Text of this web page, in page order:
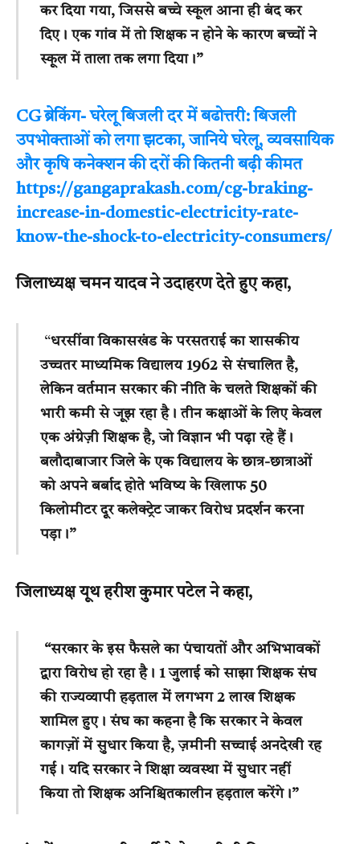
कर दिया गया, जिससे बच्चे स्कूल आना ही बंद कर
दिए। एक गांव में तो शिक्षक न होने के कारण बच्चों ने
स्कूल में ताला तक लगा दिया।”
CG ब्रेकिंग- घरेलू बिजली दर में बढोत्तरी: बिजली
उपभोक्ताओं को लगा झटका, जानिये घरेलू, व्यवसायिक
और कृषि कनेक्शन की दरों की कितनी बढ़ी कीमत
https://gangaprakash.com/cg-braking-
increase-in-domestic-electricity-rate-
know-the-shock-to-electricity-consumers/
जिलाध्यक्ष चमन यादव ने उदाहरण देते हुए कहा,
“धरसींवा विकासखंड के परसतराई का शासकीय
उच्चतर माध्यमिक विद्यालय 1962 से संचालित है,
लेकिन वर्तमान सरकार की नीति के चलते शिक्षकों की
भारी कमी से जूझ रहा है। तीन कक्षाओं के लिए केवल
एक अंग्रेज़ी शिक्षक है, जो विज्ञान भी पढ़ा रहे हैं।
बलौदाबाजार जिले के एक विद्यालय के छात्र-छात्राओं
को अपने बर्बाद होते भविष्य के खिलाफ 50
किलोमीटर दूर कलेक्ट्रेट जाकर विरोध प्रदर्शन करना
पड़ा।”
जिलाध्यक्ष यूथ हरीश कुमार पटेल ने कहा,
“सरकार के इस फैसले का पंचायतों और अभिभावकों
द्वारा विरोध हो रहा है। 1 जुलाई को साझा शिक्षक संघ
की राज्यव्यापी हड़ताल में लगभग 2 लाख शिक्षक
शामिल हुए। संघ का कहना है कि सरकार ने केवल
कागज़ों में सुधार किया है, ज़मीनी सच्चाई अनदेखी रह
गई। यदि सरकार ने शिक्षा व्यवस्था में सुधार नहीं
किया तो शिक्षक अनिश्चितकालीन हड़ताल करेंगे।”